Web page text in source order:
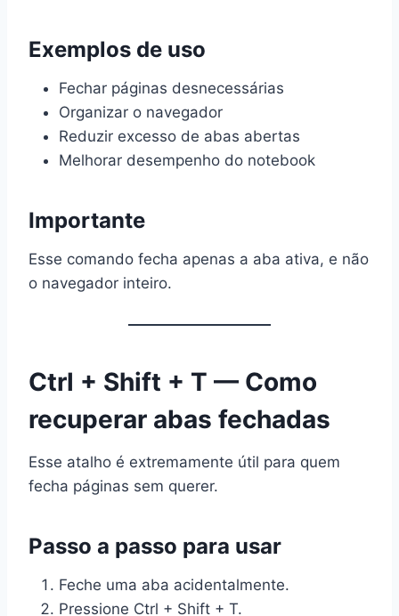
Exemplos de uso
Fechar páginas desnecessárias
Organizar o navegador
Reduzir excesso de abas abertas
Melhorar desempenho do notebook
Importante
Esse comando fecha apenas a aba ativa, e não
o navegador inteiro.
Ctrl + Shift + T — Como
recuperar abas fechadas
Esse atalho é extremamente útil para quem
fecha páginas sem querer.
Passo a passo para usar
Feche uma aba acidentalmente.
Pressione Ctrl + Shift + T.